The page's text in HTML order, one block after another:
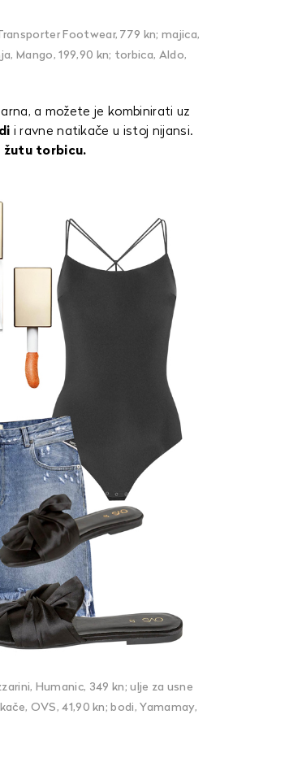
Footwear, 779 kn; majica,
Mango, 199,90 kn; torbica, Aldo,
a možete je kombinirati uz
i ravne natikače u istoj nijansi.
žutu torbicu.
Humanic, 349 kn; ulje za usne
OVS, 41,90 kn; bodi, Yamamay,